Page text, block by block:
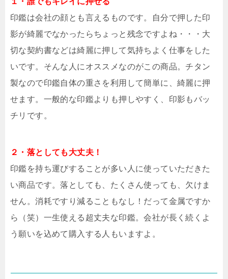
印鑑は会社の顔とも言えるものです。自分で押した印
影が綺麗でなかったらちょっと残念ですよね・・・大
切な契約書などは綺麗に押して気持ちよく仕事をした
いです。そんな人にオススメなのがこの商品。チタン
製なので印鑑自体の重さを利用して簡単に、綺麗に押
せます。一般的な印鑑よりも押しやすく、印影もバッ
チリです。
２・落としても大丈夫！
印鑑を持ち運びすることが多い人に使っていただきた
い商品です。落としても、たくさん使っても、欠けま
せん。消耗ですり減ることもなし！だって金属ですか
ら（笑）一生使える超丈夫な印鑑。会社が長く続くよ
う願いを込めて購入する人もいますよ。